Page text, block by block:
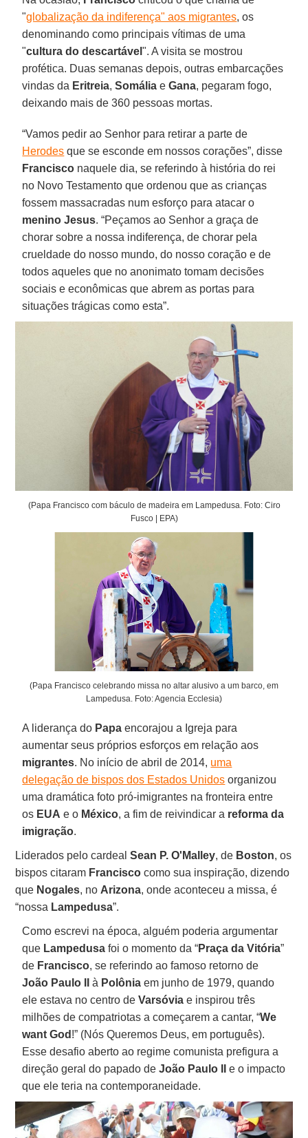
"globalização da indiferença" aos migrantes, os
denominando como principais vítimas de uma
"cultura do descartável". A visita se mostrou
profética. Duas semanas depois, outras embarcações
vindas da Eritreia,Somália eGana, pegaram fogo,
deixando mais de 360 ​​pessoas mortas.
“Vamos pedir ao Senhor para retirar a parte de
Herodes que se esconde em nossos corações”, disse
Francisco naquele dia, se referindo à história do rei
no Novo Testamento que ordenou que as crianças
fossem massacradas num esforço para atacar o
menino Jesus. “Peçamos ao Senhor a graça de
chorar sobre a nossa indiferença, de chorar pela
crueldade do nosso mundo, do nosso coração e de
todos aqueles que no anonimato tomam decisões
sociais e econômicas que abrem as portas para
situações trágicas como esta”.
(Papa Francisco com báculo de madeira em Lampedusa. Foto: Ciro
Fusco | EPA)
(Papa Francisco celebrando missa no altar alusivo a um barco, em
Lampedusa. Foto: Agencia Ecclesia)
A liderança do Papa encorajou a Igreja para
aumentar seus próprios esforços em relação aos
migrantes. No início de abril de 2014, uma
delegação de bispos dos Estados Unidos organizou
uma dramática foto pró-imigrantes na fronteira entre
os EUA e o México, a fim de reivindicar a reforma da
imigração.
Liderados pelo cardealSean P. O'Malley, de Boston, os
bispos citaram Francisco como sua inspiração, dizendo
que Nogales, no Arizona, onde aconteceu a missa, é
“nossa Lampedusa”.
Como escrevi na época, alguém poderia argumentar
que Lampedusa foi o momento da “Praça da Vitória”
de Francisco, se referindo ao famoso retorno de
João Paulo II
à Polônia em junho de 1979, quando
ele estava no centro deVarsóvia e inspirou três
milhões de compatriotas a começarem a cantar, “We
want God !” (Nós Queremos Deus, em português).
Esse desafio aberto ao regime comunista prefigura a
direção geral do papado deJoão Paulo II
e o impacto
que ele teria na contemporaneidade.